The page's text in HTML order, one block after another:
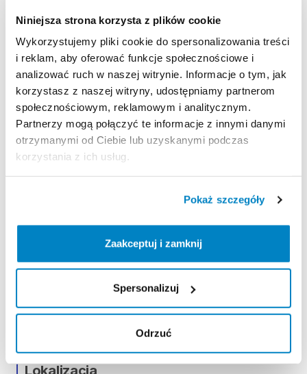
Niniejsza strona korzysta z plików cookie
Wykorzystujemy pliki cookie do spersonalizowania treści
i reklam, aby oferować funkcje społecznościowe i
analizować ruch w naszej witrynie. Informacje o tym, jak
korzystasz z naszej witryny, udostępniamy partnerom
społecznościowym, reklamowym i analitycznym.
Partnerzy mogą połączyć te informacje z innymi danymi
otrzymanymi od Ciebie lub uzyskanymi podczas
korzystania z ich usług.
Pokaż szczegóły
Zaakceptuj i zamknij
Spersonalizuj
Odrzuć
REGULAMIN
Regulamin wypożyczalni
KAUCJA
Nie pobieramy kaucji za wypożyczenie tego
produktu
Poniedziałek: 10:00 - 20:30
Wtorek: 10:00 - 20:30
Środa: 10:00 - 20:30
Piątek: 10:00 - 20:30
Sobota: 10:00 - 20:30
Lokalizacja